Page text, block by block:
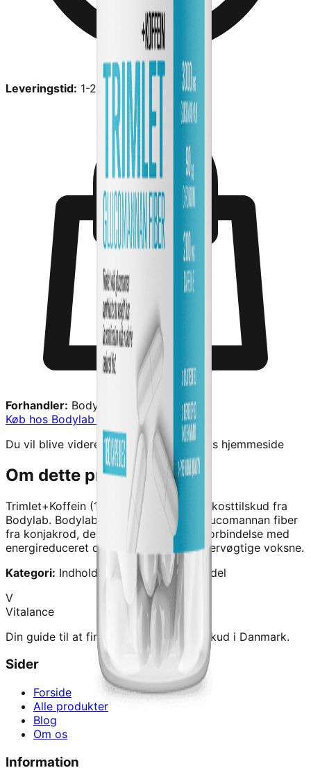
Leveringstid: 1-2 dage
Forhandler: Bodylab
Køb hos Bodylab
Du vil blive videresendt til forhandlerens hjemmeside
Om dette produkt
Trimlet+Koffein (180 stk) er et kvalitetskosttilskud fra
Bodylab. Bodylab Trimlet indeholder glucomannan fiber
fra konjakrod, der nedsøtter vøgten i forbindelse med
energireduceret diøt og motion hos overvøgtige voksne.
Kategori: Indhold › Guides › Slankemiddel
V
Vitalance
Din guide til at finde de bedste kosttilskud i Danmark.
Sider
Forside
Alle produkter
Blog
Om os
Information